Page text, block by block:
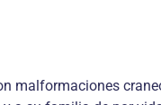
malformaciones